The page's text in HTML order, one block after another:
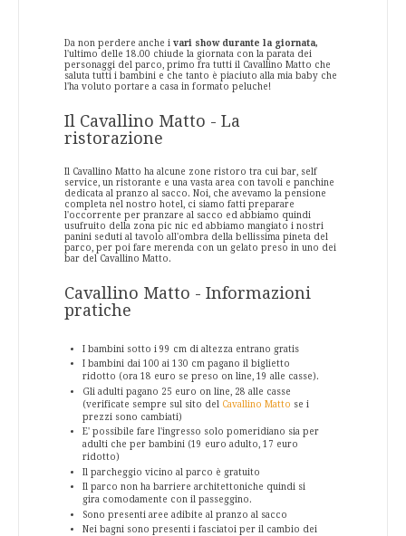
Da non perdere anche i vari show durante la giornata,
l'ultimo delle 18.00 chiude la giornata con la parata dei
personaggi del parco, primo fra tutti il Cavallino Matto che
saluta tutti i bambini e che tanto è piaciuto alla mia baby che
l'ha voluto portare a casa in formato peluche!
Il Cavallino Matto - La
ristorazione
Il Cavallino Matto ha alcune zone ristoro tra cui bar, self
service, un ristorante e una vasta area con tavoli e panchine
dedicata al pranzo al sacco. Noi, che avevamo la pensione
completa nel nostro hotel, ci siamo fatti preparare
l'occorrente per pranzare al sacco ed abbiamo quindi
usufruito della zona pic nic ed abbiamo mangiato i nostri
panini seduti al tavolo all'ombra della bellissima pineta del
parco, per poi fare merenda con un gelato preso in uno dei
bar del Cavallino Matto.
Cavallino Matto - Informazioni
pratiche
I bambini sotto i 99 cm di altezza entrano gratis
I bambini dai 100 ai 130 cm pagano il biglietto
ridotto (ora 18 euro se preso on line, 19 alle casse).
Gli adulti pagano 25 euro on line, 28 alle casse
(verificate sempre sul sito del Cavallino Matto se i
prezzi sono cambiati)
E' possibile fare l'ingresso solo pomeridiano sia per
adulti che per bambini (19 euro adulto, 17 euro
ridotto)
Il parcheggio vicino al parco è gratuito
Il parco non ha barriere architettoniche quindi si
gira comodamente con il passeggino.
Sono presenti aree adibite al pranzo al sacco
Nei bagni sono presenti i fasciatoi per il cambio dei